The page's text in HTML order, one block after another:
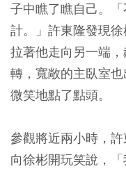
子中瞧了瞧自己。
計。」許東隆發現
拉著他走向另一端
轉，寬敞的主臥室
微笑地點了點頭。
參觀將近兩小時，
向徐彬開玩笑說，